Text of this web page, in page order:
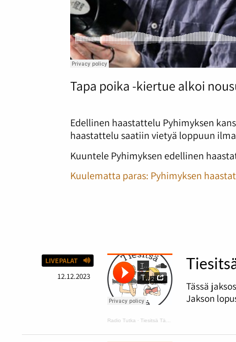
Tapa poika -kiertue alkoi
Edellinen haastattelu Pyhimyksen
haastattelu saatiin vietyä loppuun
Kuuntele Pyhimyksen edellinen
Kuulematta paras: Pyhimyksen
LIVEPALAT
12.12.2023
Radio Tutka ·Tiesitsä Tätä: hyvä ja huono tuuri
Tässä
Jakson